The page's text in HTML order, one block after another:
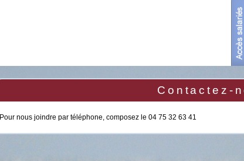
Contactez-
Pour nous joindre par téléphone, composez le 04 75 32 63 41